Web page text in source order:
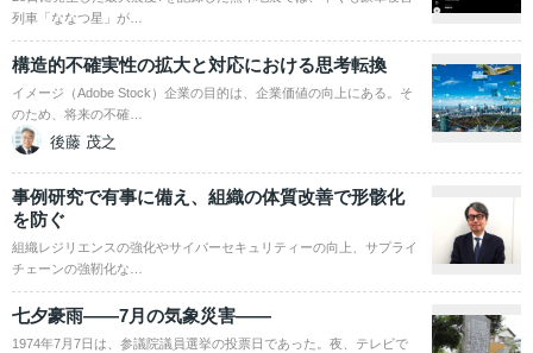
列車「ななつ星」が…
構造的不確実性の拡大と対応における思考転換
イメージ（Adobe Stock）企業の目的は、企業価値の向上にある。そ
のため、将来の不確…
後藤 茂之
事例研究で有事に備え、組織の体質改善で形骸化
を防ぐ
組織レジリエンスの強化やサイバーセキュリティーの向上、サプライ
チェーンの強靭化な…
七夕豪雨――7月の気象災害――
1974年7月7日は、参議院議員選挙の投票日であった。夜、テレビで